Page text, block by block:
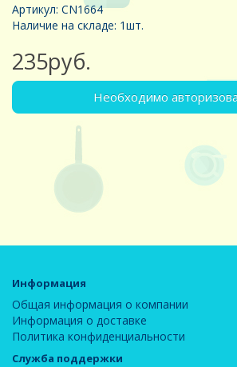
Артикул: CN1664
Наличие на складе: 1шт.
235руб.
Необходимо
Информация
Общая информация о компании
Информация о доставке
Политика конфиденциальности
Служба поддержки